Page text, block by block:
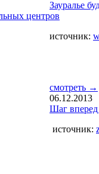
Зауралье
центров
источник:
смотреть →
06.12.2013
Шаг вперед
источник: